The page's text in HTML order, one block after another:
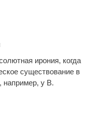
ирония, когда
существование в
например, у В.